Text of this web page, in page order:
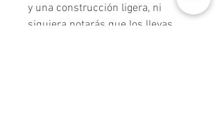
y una construcción ligera, ni
siquiera notarás que los llevas